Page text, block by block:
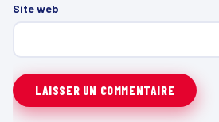
Site web